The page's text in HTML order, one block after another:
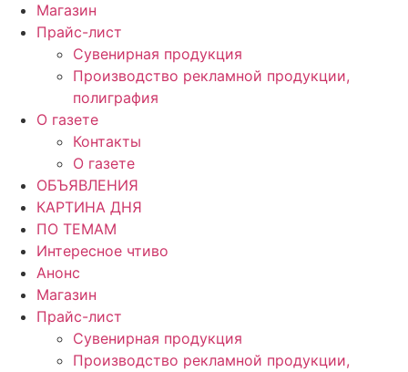
Магазин
Прайс-лист
Сувенирная продукция
Производство рекламной продукции,
полиграфия
О газете
Контакты
О газете
ОБЪЯВЛЕНИЯ
КАРТИНА ДНЯ
ПО ТЕМАМ
Интересное чтиво
Анонс
Магазин
Прайс-лист
Сувенирная продукция
Производство рекламной продукции,